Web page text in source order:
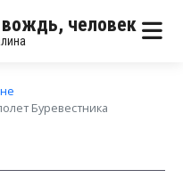
человек
Буревестника